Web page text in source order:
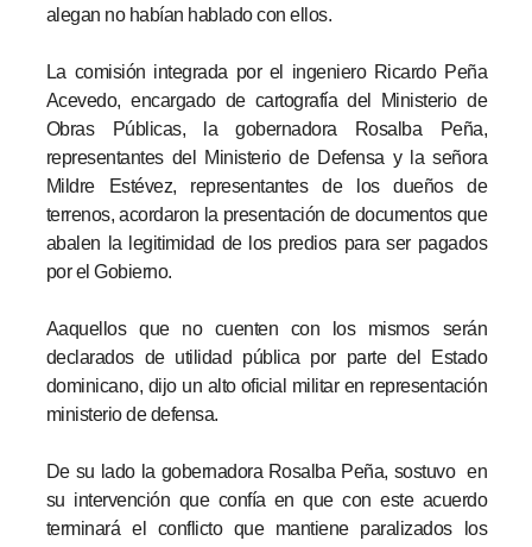
alegan no habían hablado con ellos.
La comisión integrada por el ingeniero Ricardo Peña
Acevedo, encargado de cartografía del Ministerio de
Obras Públicas, la gobernadora Rosalba Peña,
representantes del Ministerio de Defensa y la señora
Mildre Estévez, representantes de los dueños de
terrenos, acordaron la presentación de documentos que
abalen la legitimidad de los predios para ser pagados
por el Gobierno.
Aaquellos que no cuenten con los mismos serán
declarados de utilidad pública por parte del Estado
dominicano, dijo un alto oficial militar en representación
ministerio de defensa.
De su lado la gobernadora Rosalba Peña, sostuvo en
su intervención que confía en que con este acuerdo
terminará el conflicto que mantiene paralizados los